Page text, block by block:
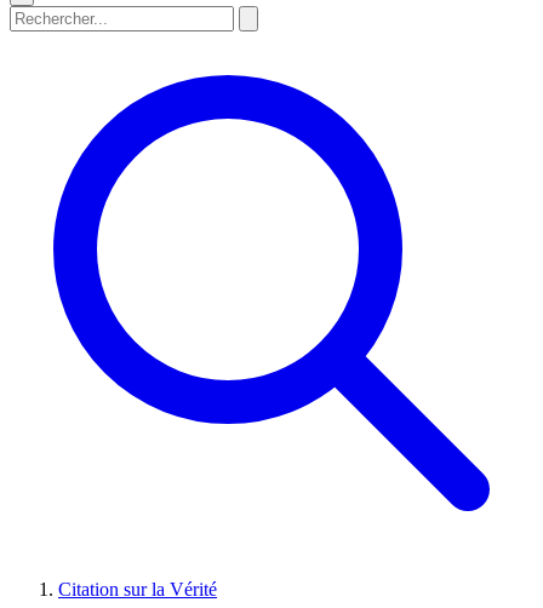
Citation sur la Vérité